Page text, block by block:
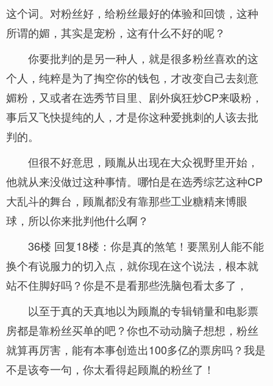
这个词。对粉丝好，给粉丝最好的体验和回馈，这种
所谓的媚，其实是宠粉，这有什么不好的呢？
你要批判的是另一种人，就是很多粉丝喜欢的这
个人，纯粹是为了掏空你的钱包，才改变自己去刻意
媚粉，又或者在选秀节目里、剧外疯狂炒CP来吸粉，
事后又飞快提纯的人，才是你这种爱挑刺的人该去批
判的。
但很不好意思，顾胤从出现在大众视野里开始，
他就从来没做过这种事情。哪怕是在选秀综艺这种CP
大乱斗的舞台，顾胤都没有靠那些工业糖精来博眼
球，所以你来批判他什么啊？
36楼 回复18楼：你是真的煞笔！要黑别人能不能
换个有说服力的切入点，就你现在这个说法，根本就
站不住脚好吗？你是不是看那些洗脑包看太多了，
以至于真的天真地以为顾胤的专辑销量和电影票
房都是靠粉丝买单的吧？你也不动动脑子想想，粉丝
就算再厉害，能有本事创造出100多亿的票房吗？我是
不是该夸一句，你太看得起顾胤的粉丝了！